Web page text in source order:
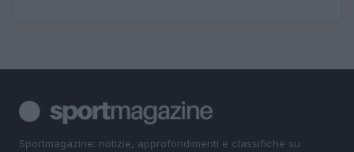
Sportmagazine: notizie, approfondimenti e classifiche su